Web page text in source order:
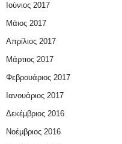
Ιούνιος 2017
Μάιος 2017
Απρίλιος 2017
Μάρτιος 2017
Φεβρουάριος 2017
Ιανουάριος 2017
Δεκέμβριος 2016
Νοέμβριος 2016